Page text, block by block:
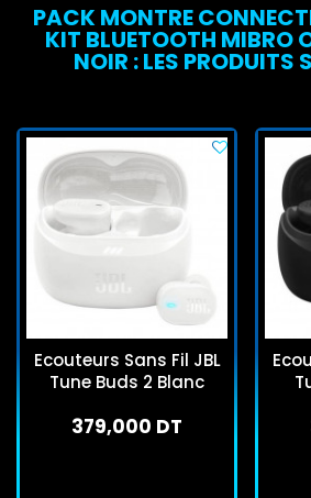
PACK MONTRE
KIT BLUETOOTH MIBRO
NOIR : LES PRODUITS
Ecouteurs Sans Fil JBL
Tune Buds 2 Blanc
379,000 DT